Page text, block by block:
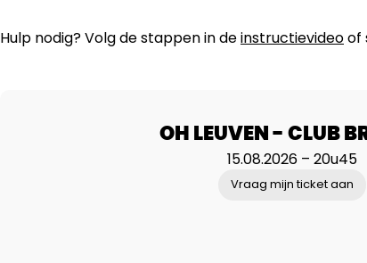
Hulp nodig? Volg de stappen in deinstructievideoof
OH LEUVEN - CLUB
15.08.2026 – 20u45
Vraag mijn ticket aan